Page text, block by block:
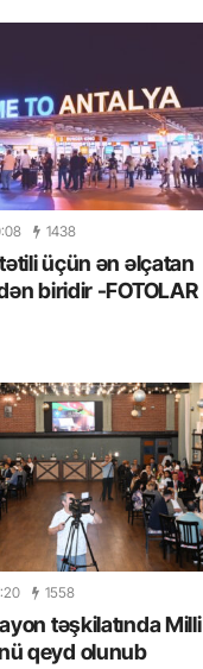
1438
üçün ən əlçatan
biridir -FOTOLAR
1558
təşkilatında Milli
qeyd olunub